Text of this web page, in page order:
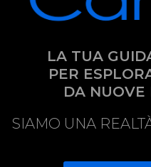
LA TUA
PER
DA NUOVE
SIAMO UNA